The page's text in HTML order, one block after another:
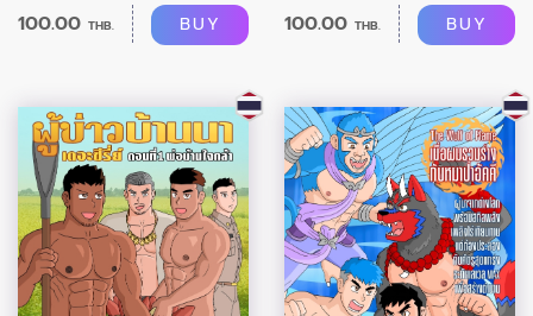
100.00 THB. BUY 100.00 THB. BUY